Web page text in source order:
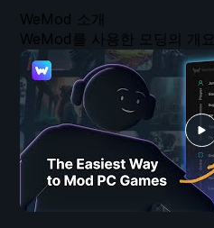
WeMod 소개
WeMod를 사용한 모딩의 개요